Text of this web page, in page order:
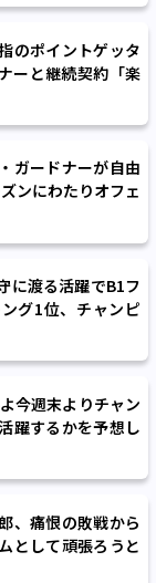
のポイントゲッタ
ーと継続契約「楽
ょう!!!」
ガードナーが自由
ンにわたりオフェ
に渡る活躍でB1フ
グ1位、チャンピ
ジーベスト5
今週末よりチャン
躍するかを予想し
、痛恨の敗戦から
として頑張ろうと